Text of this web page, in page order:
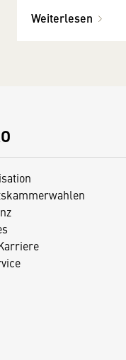
Weiterlesen